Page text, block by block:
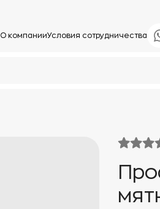
О компанииУсловия сотрудничества